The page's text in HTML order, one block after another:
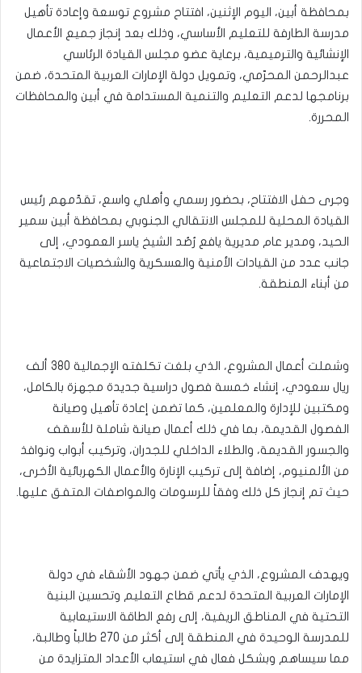
بمحافظة أبين، اليوم الإثنين، افتتاح مشروع توسعة وإعادة تأهيل
مدرسة الطارفة للتعليم الأساسي، وذلك بعد إنجاز جميع الأعمال
الإنشائية والترميمية، برعاية عضو مجلس القيادة الرئاسي
عبدالرحمن المحرّمي، وتمويل دولة الإمارات العربية المتحدة، ضمن
برنامجها لدعم التعليم والتنمية المستدامة في أبين والمحافظات
المحررة.
وجرى حفل الافتتاح، بحضور رسمي وأهلي واسع، تقدّمهم رئيس
القيادة المحلية للمجلس الانتقالي الجنوبي بمحافظة أبين سمير
الحيد، ومدير عام مديرية يافع رُصُد الشيخ ياسر العمودي، إلى
جانب عدد من القيادات الأمنية والعسكرية والشخصيات الاجتماعية
من أبناء المنطقة.
وشملت أعمال المشروع، الذي بلغت تكلفته الإجمالية 380 ألف
ريال سعودي، إنشاء خمسة فصول دراسية جديدة مجهزة بالكامل،
ومكتبين للإدارة والمعلمين، كما تضمن إعادة تأهيل وصيانة
الفصول القديمة، بما في ذلك أعمال صيانة شاملة للأسقف
والجسور القديمة، والطلاء الداخلي للجدران، وتركيب أبواب ونوافذ
من الألمنيوم، إضافة إلى تركيب الإنارة والأعمال الكهربائية الأخرى،
حيث تم إنجاز كل ذلك وفقاً للرسومات والمواصفات المتفق عليها.
ويهدف المشروع، الذي يأتي ضمن جهود الأشقاء في دولة
الإمارات العربية المتحدة لدعم قطاع التعليم وتحسين البنية
التحتية في المناطق الريفية، إلى رفع الطاقة الاستيعابية
للمدرسة الوحيدة في المنطقة إلى أكثر من 270 طالباً وطالبة،
مما سيساهم وبشكل فعال في استيعاب الأعداد المتزايدة من